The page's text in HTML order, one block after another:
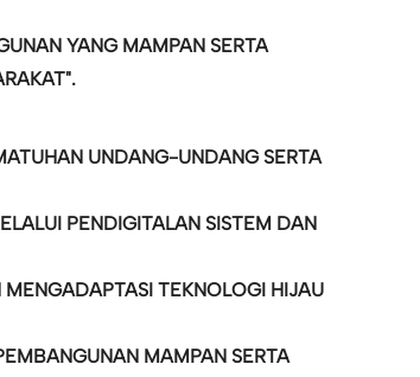
YANG MAMPAN SERTA
UNDANG-UNDANG SERTA
PENDIGITALAN SISTEM DAN
TEKNOLOGI HIJAU
MAMPAN SERTA